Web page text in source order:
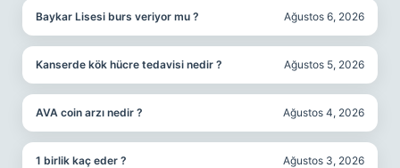
Baykar Lisesi burs veriyor mu ? Ağustos 6, 2026
Kanserde kök hücre tedavisi nedir ? Ağustos 5, 2026
AVA coin arzı nedir ? Ağustos 4, 2026
1 birlik kaç eder ? Ağustos 3, 2026